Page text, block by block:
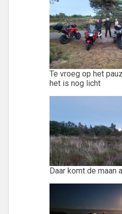
Te vroeg op het
het is nog licht
Daar komt de maan al